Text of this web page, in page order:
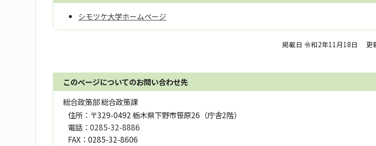
シモツケ大学ホームページ
掲載日 令和2年11月18日 更
このページについてのお問い合わせ先
総合政策部 総合政策課
住所： 〒329-0492 栃木県下野市笹原26（庁舎2階）
電話： 0285-32-8886
FAX： 0285-32-8606